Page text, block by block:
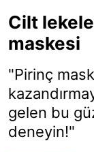
Cilt
maskesi
"Pirinç
gelen bu
deneyin!"